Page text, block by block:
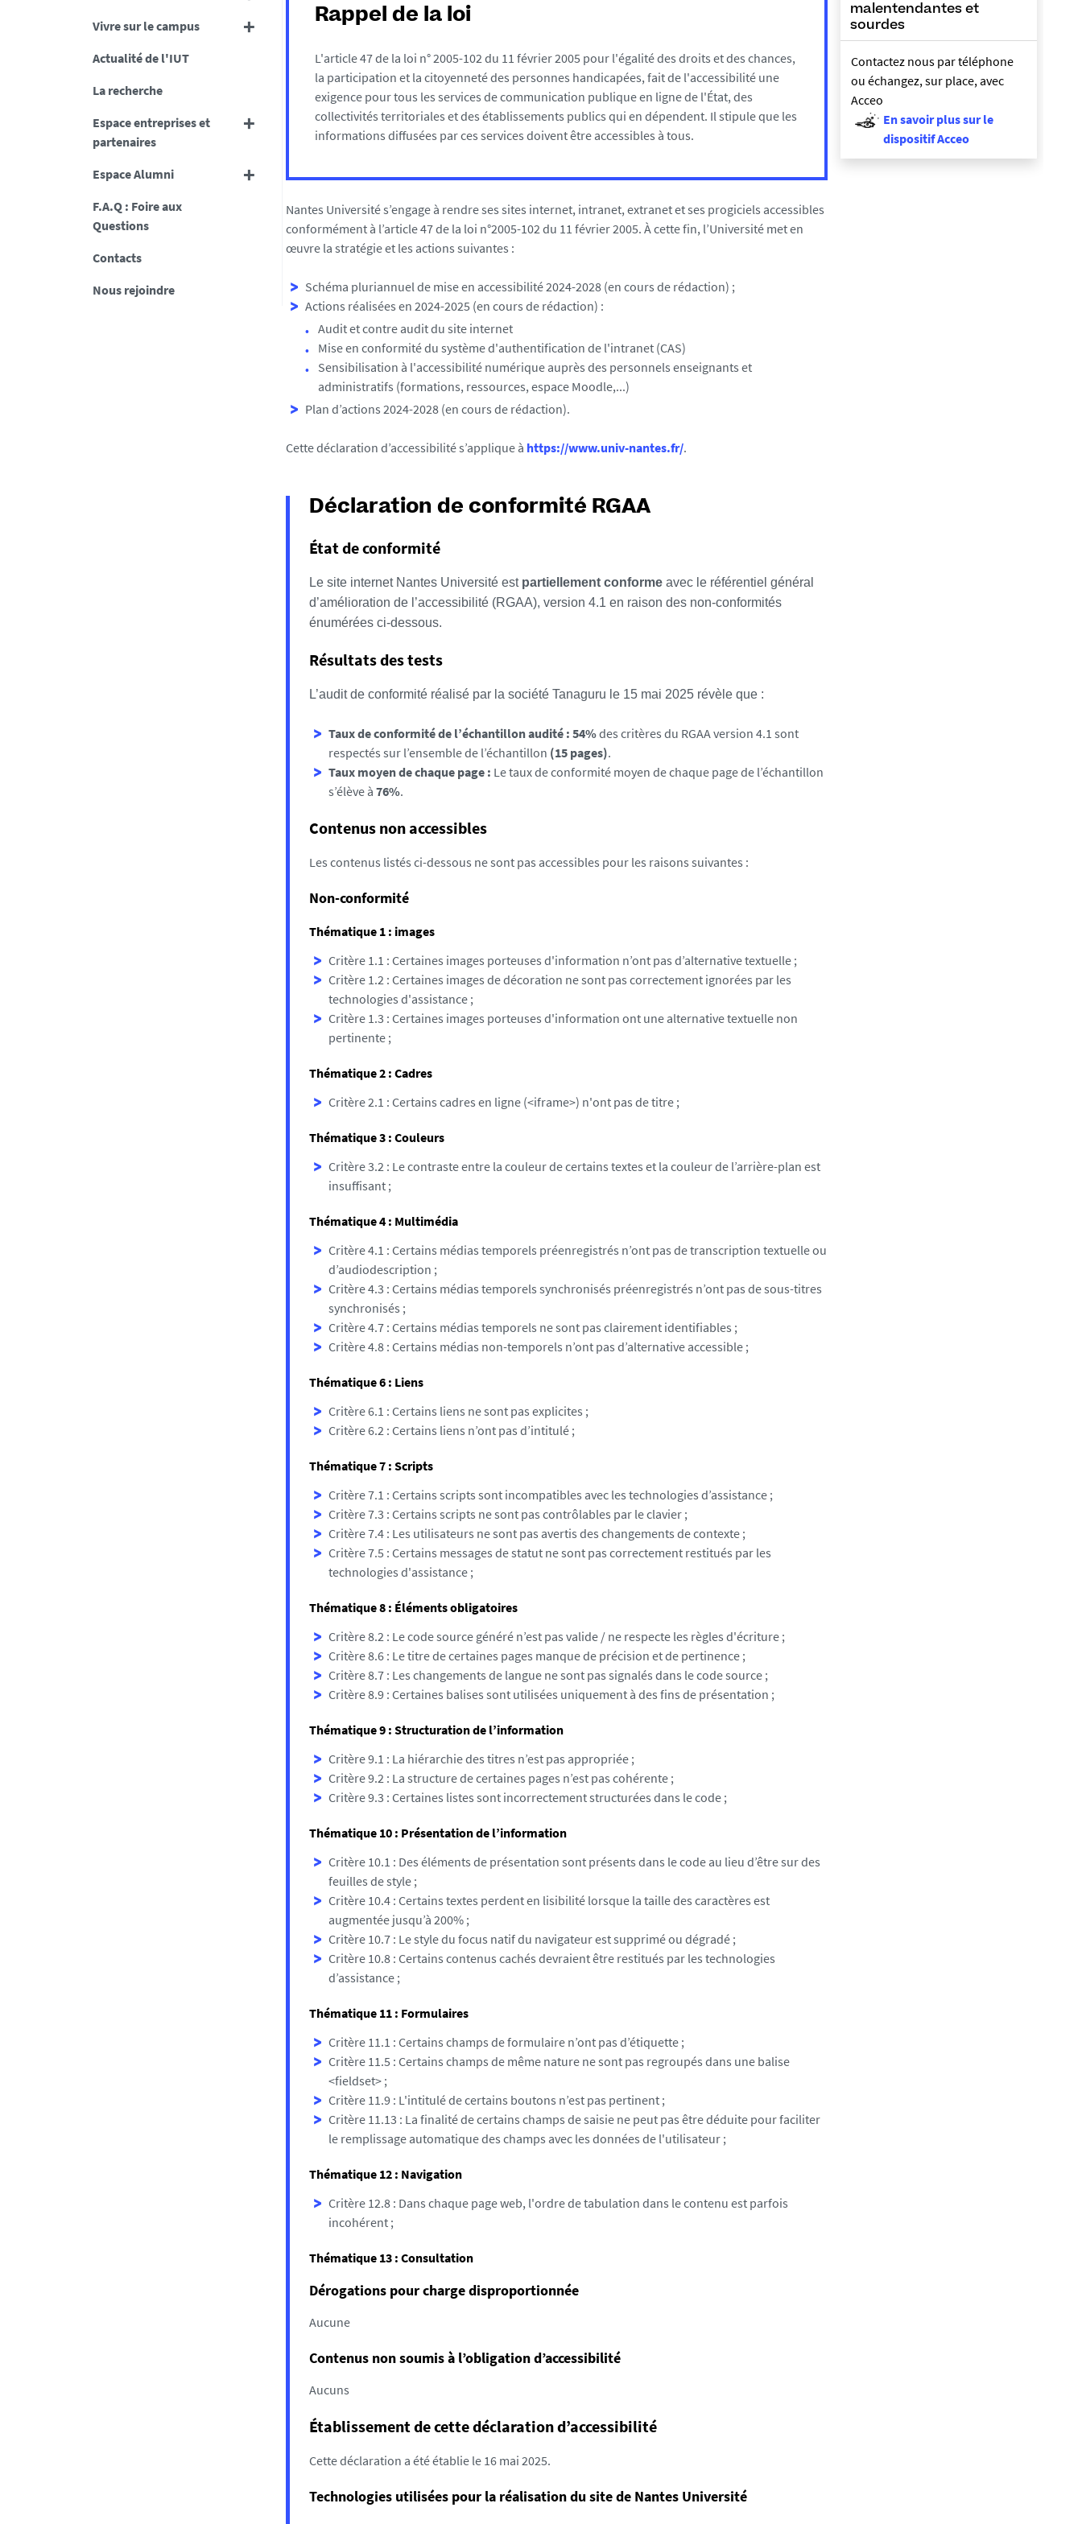
Vivre sur le campus
Actualité de l'IUT
La recherche
Espace entreprises et
partenaires
Espace Alumni
F.A.Q : Foire aux
Questions
Contacts
Nous rejoindre
Rappel de la loi
L'article 47 de la loi n° 2005-102 du 11 février 2005 pour l'égalité des droits et des chances,
la participation et la citoyenneté des personnes handicapées, fait de l'accessibilité une
exigence pour tous les services de communication publique en ligne de l'État, des
collectivités territoriales et des établissements publics qui en dépendent. Il stipule que les
informations diffusées par ces services doivent être accessibles à tous.
Nantes Université s’engage à rendre ses sites internet, intranet, extranet et ses progiciels accessibles
conformément à l’article 47 de la loi n°2005-102 du 11 février 2005. À cette fin, l’Université met en
œuvre la stratégie et les actions suivantes :
Schéma pluriannuel de mise en accessibilité 2024-2028 (en cours de rédaction) ;
Actions réalisées en 2024-2025 (en cours de rédaction) :
Audit et contre audit du site internet
Mise en conformité du système d'authentification de l'intranet (CAS)
Sensibilisation à l'accessibilité numérique auprès des personnels enseignants et
administratifs (formations, ressources, espace Moodle,...)
Plan d’actions 2024-2028 (en cours de rédaction).
Cette déclaration d’accessibilité s’applique à https://www.univ-nantes.fr/.
Déclaration de conformité RGAA
État de conformité
Le site internet Nantes Université est partiellement conforme avec le référentiel général
d’amélioration de l’accessibilité (RGAA), version 4.1 en raison des non-conformités
énumérées ci-dessous.
Résultats des tests
L’audit de conformité réalisé par la société Tanaguru le 15 mai 2025 révèle que :
Taux de conformité de l’échantillon audité : 54%des critères du RGAA version 4.1 sont
respectés sur l’ensemble de l’échantillon (15 pages).
Taux moyen de chaque page : Le taux de conformité moyen de chaque page de l’échantillon
s’élève à 76%.
Contenus non accessibles
Les contenus listés ci-dessous ne sont pas accessibles pour les raisons suivantes :
Non-conformité
Thématique 1 : images
Critère 1.1 : Certaines images porteuses d'information n’ont pas d’alternative textuelle ;
Critère 1.2 : Certaines images de décoration ne sont pas correctement ignorées par les
technologies d'assistance ;
Critère 1.3 : Certaines images porteuses d'information ont une alternative textuelle non
pertinente ;
Thématique 2 : Cadres
Critère 2.1 : Certains cadres en ligne (<iframe>) n'ont pas de titre ;
Thématique 3 : Couleurs
Critère 3.2 : Le contraste entre la couleur de certains textes et la couleur de l’arrière-plan est
insuffisant ;
Thématique 4 : Multimédia
Critère 4.1 : Certains médias temporels préenregistrés n’ont pas de transcription textuelle ou
d’audiodescription ;
Critère 4.3 : Certains médias temporels synchronisés préenregistrés n’ont pas de sous-titres
synchronisés ;
Critère 4.7 : Certains médias temporels ne sont pas clairement identifiables ;
Critère 4.8 : Certains médias non-temporels n’ont pas d’alternative accessible ;
Thématique 6 : Liens
Critère 6.1 : Certains liens ne sont pas explicites ;
Critère 6.2 : Certains liens n’ont pas d’intitulé ;
Thématique 7 : Scripts
Critère 7.1 : Certains scripts sont incompatibles avec les technologies d’assistance ;
Critère 7.3 : Certains scripts ne sont pas contrôlables par le clavier ;
Critère 7.4 : Les utilisateurs ne sont pas avertis des changements de contexte ;
Critère 7.5 : Certains messages de statut ne sont pas correctement restitués par les
technologies d'assistance ;
Thématique 8 : Éléments obligatoires
Critère 8.2 : Le code source généré n’est pas valide / ne respecte les règles d'écriture ;
Critère 8.6 : Le titre de certaines pages manque de précision et de pertinence ;
Critère 8.7 : Les changements de langue ne sont pas signalés dans le code source ;
Critère 8.9 : Certaines balises sont utilisées uniquement à des fins de présentation ;
Thématique 9 : Structuration de l’information
Critère 9.1 : La hiérarchie des titres n’est pas appropriée ;
Critère 9.2 : La structure de certaines pages n’est pas cohérente ;
Critère 9.3 : Certaines listes sont incorrectement structurées dans le code ;
Thématique 10 : Présentation de l’information
Critère 10.1 : Des éléments de présentation sont présents dans le code au lieu d’être sur des
feuilles de style ;
Critère 10.4 : Certains textes perdent en lisibilité lorsque la taille des caractères est
augmentée jusqu’à 200% ;
Critère 10.7 : Le style du focus natif du navigateur est supprimé ou dégradé ;
Critère 10.8 : Certains contenus cachés devraient être restitués par les technologies
d’assistance ;
Thématique 11 : Formulaires
Critère 11.1 : Certains champs de formulaire n’ont pas d’étiquette ;
Critère 11.5 : Certains champs de même nature ne sont pas regroupés dans une balise
<fieldset> ;
Critère 11.9 : L'intitulé de certains boutons n’est pas pertinent ;
Critère 11.13 : La finalité de certains champs de saisie ne peut pas être déduite pour faciliter
le remplissage automatique des champs avec les données de l'utilisateur ;
Thématique 12 : Navigation
Critère 12.8 : Dans chaque page web, l'ordre de tabulation dans le contenu est parfois
incohérent ;
Thématique 13 : Consultation
Dérogations pour charge disproportionnée
Aucune
Contenus non soumis à l’obligation d’accessibilité
Aucuns
Établissement de cette déclaration d’accessibilité
Cette déclaration a été établie le 16 mai 2025.
Technologies utilisées pour la réalisation du site de Nantes Université
malentendantes et
sourdes
Contactez nous par téléphone
ou échangez, sur place, avec
Acceo
En savoir plus sur le
dispositif Acceo